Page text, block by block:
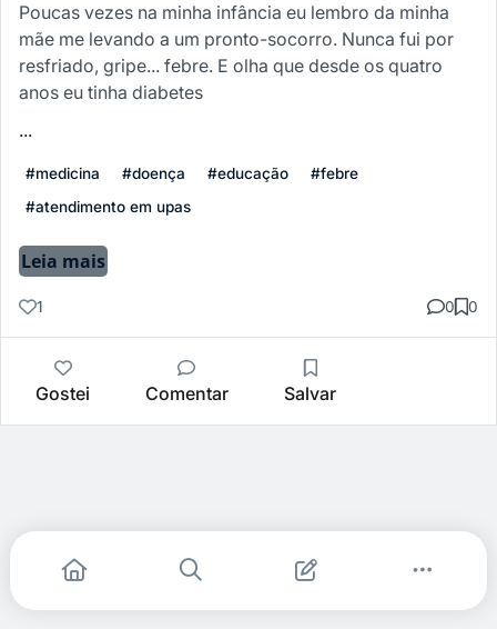
Poucas vezes na minha infância eu lembro da minha
mãe me levando a um pronto-socorro. Nunca fui por
resfriado, gripe... febre. E olha que desde os quatro
anos eu tinha diabetes
...
#medicina #doença #educação
#febre
#atendimento em upas
Leia mais
1 0 0
Gostei Comentar Salvar